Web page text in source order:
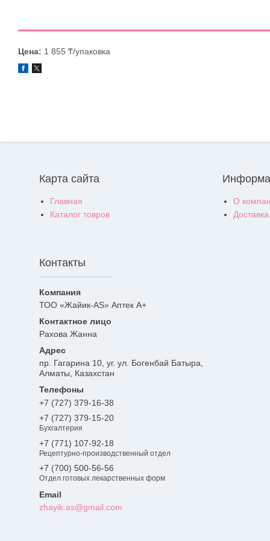
Цена: 1 855 ₸/упаковка
Карта сайта
Главная
Каталог товров
О
Контакты
ТОО «Жайик-AS» Аптек А+
Рахова Жанна
пр. Гагарина 10, уг. ул. Богенбай Батыра,
Алматы, Казахстан
+7 (727) 379-16-38
+7 (727) 379-15-20
Бухгалтерия
+7 (771) 107-92-18
Рецептурно-производственный отдел
+7 (700) 500-56-56
Отдел готовых лекарственных форм
zhayik.as@gmail.com